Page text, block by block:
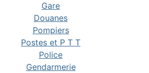
Gare
Douanes
Pompiers
Postes et P T T
Police
Gendarmerie